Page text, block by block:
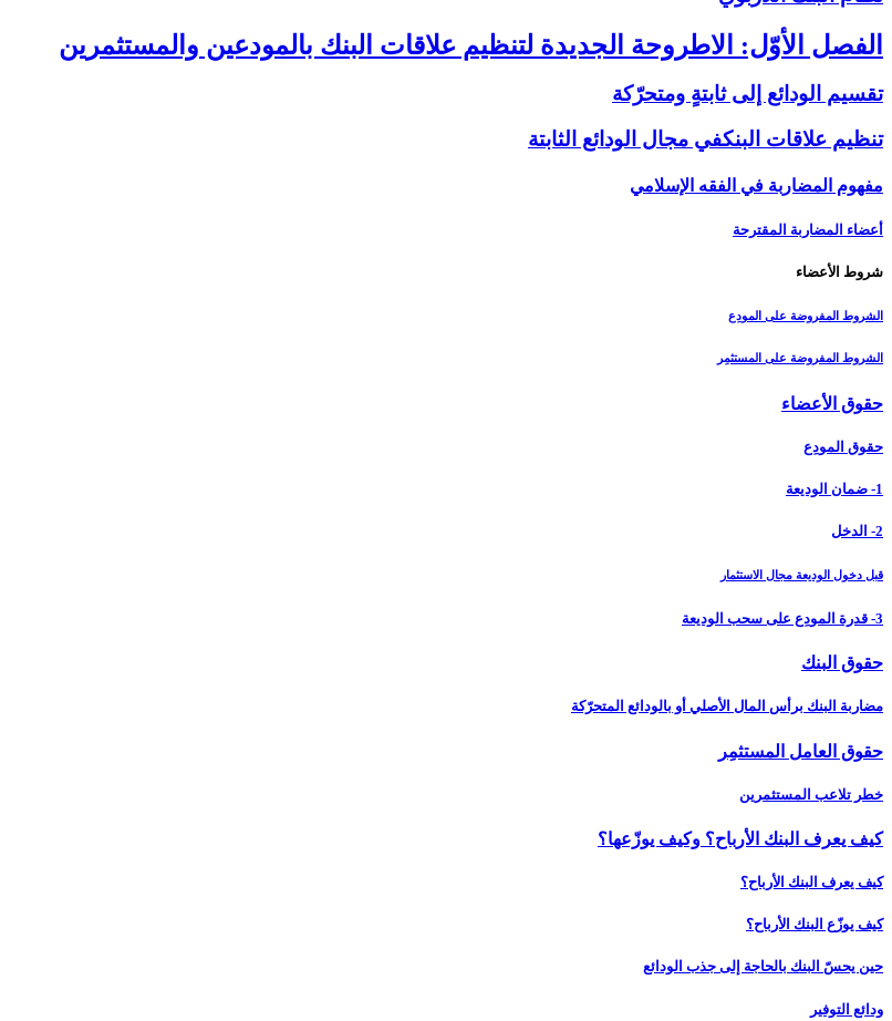
الفصل الأوّل: الاطروحة الجديدة لتنظيم علاقات البنك بالمودعين والمستثمرين‏
تقسيم الودائع إلى ثابتةٍ ومتحرّكة
تنظيم علاقات البنك‏في مجال الودائع الثابتة
مفهوم المضاربة في الفقه الإسلامي
أعضاء المضاربة المقترحة
شروط الأعضاء
الشروط المفروضة على المودِع
الشروط المفروضة على المستثمِر
حقوق الأعضاء
حقوق المودِع
1- ضمان الوديعة
2- الدخل
قبل دخول الوديعة مجال الاستثمار
3- قدرة المودِع على سحب الوديعة
حقوق البنك
مضاربة البنك برأس المال الأصلي أو بالودائع المتحرّكة
حقوق العامل المستثمِر
خطر تلاعب المستثمرين
كيف يعرف البنك الأرباح؟ وكيف يوزّعها؟
كيف يعرف البنك الأرباح؟
كيف يوزّع البنك الأرباح؟
حين يحسّ البنك بالحاجة إلى جذب الودائع
ودائع التوفير